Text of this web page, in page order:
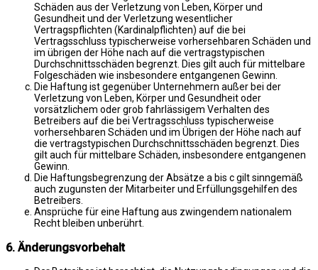
Schäden aus der Verletzung von Leben, Körper und
Gesundheit und der Verletzung wesentlicher
Vertragspflichten (Kardinalpflichten) auf die bei
Vertragsschluss typischerweise vorhersehbaren Schäden und
im übrigen der Höhe nach auf die vertragstypischen
Durchschnittsschäden begrenzt. Dies gilt auch für mittelbare
Folgeschäden wie insbesondere entgangenen Gewinn.
Die Haftung ist gegenüber Unternehmern außer bei der
Verletzung von Leben, Körper und Gesundheit oder
vorsätzlichem oder grob fahrlässigem Verhalten des
Betreibers auf die bei Vertragsschluss typischerweise
vorhersehbaren Schäden und im Übrigen der Höhe nach auf
die vertragstypischen Durchschnittsschäden begrenzt. Dies
gilt auch für mittelbare Schäden, insbesondere entgangenen
Gewinn.
Die Haftungsbegrenzung der Absätze a bis c gilt sinngemäß
auch zugunsten der Mitarbeiter und Erfüllungsgehilfen des
Betreibers.
Ansprüche für eine Haftung aus zwingendem nationalem
Recht bleiben unberührt.
6. Änderungsvorbehalt